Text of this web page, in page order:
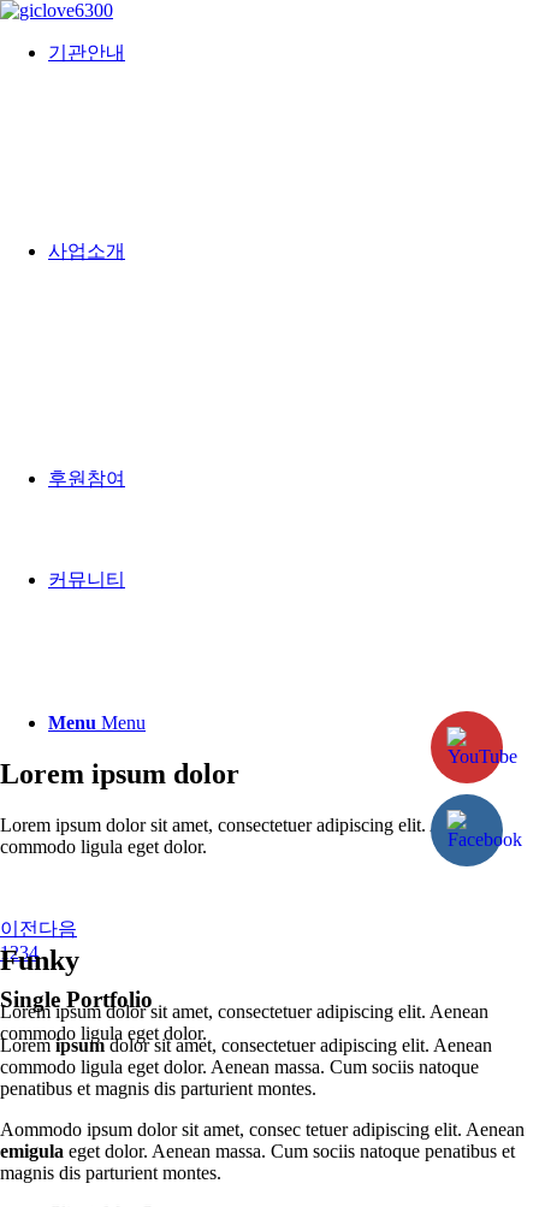
기관안내
사업소개
후원참여
커뮤니티
Menu Menu
Lorem ipsum dolor
Lorem ipsum dolor sit amet, consectetuer adipiscing elit. Aenean
commodo ligula eget dolor.
Funky
Lorem ipsum dolor sit amet, consectetuer adipiscing elit. Aenean
commodo ligula eget dolor.
이전 다음
1234
Single Portfolio
Loremipsumdolor sit amet, consectetuer adipiscing elit. Aenean
commodo ligula eget dolor. Aenean massa. Cum sociis natoque
penatibus et magnis dis parturient montes.
Aommodo ipsum dolor sit amet, consec tetuer adipiscing elit. Aenean
emigula eget dolor. Aenean massa. Cum sociis natoque penatibus et
magnis dis parturient montes.